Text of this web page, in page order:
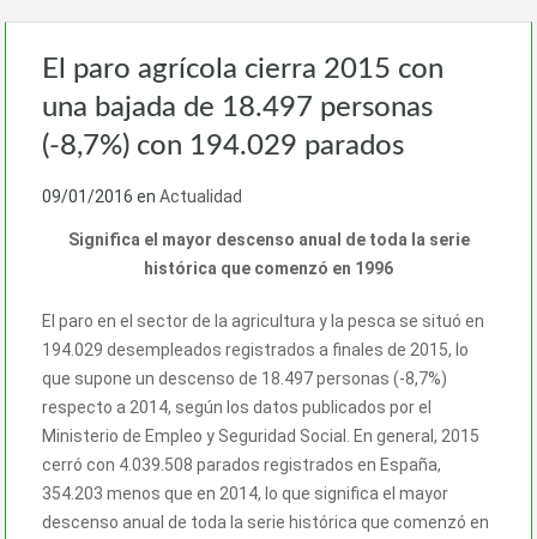
El paro agrícola cierra 2015 con
una bajada de 18.497 personas
(-8,7%) con 194.029 parados
09/01/2016 en Actualidad
Significa el mayor descenso anual de toda la serie
histórica que comenzó en 1996
El paro en el sector de la agricultura y la pesca se situó en
194.029 desempleados registrados a finales de 2015, lo
que supone un descenso de 18.497 personas (-8,7%)
respecto a 2014, según los datos publicados por el
Ministerio de Empleo y Seguridad Social. En general, 2015
cerró con 4.039.508 parados registrados en España,
354.203 menos que en 2014, lo que significa el mayor
descenso anual de toda la serie histórica que comenzó en